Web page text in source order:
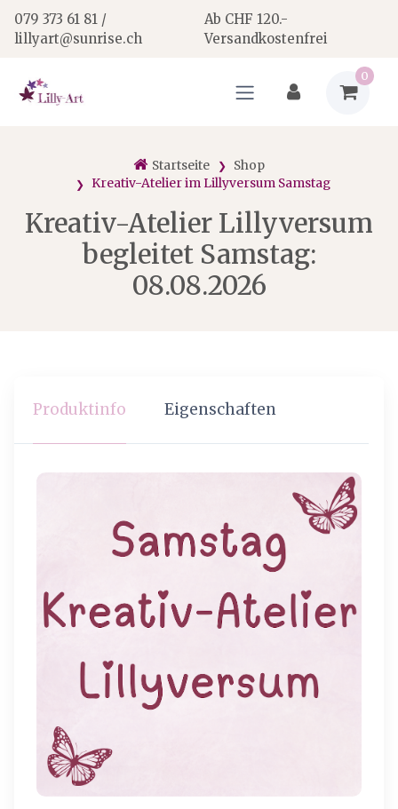
079 373 61 81 /
lillyart@sunrise.ch
Ab CHF 120.-
Versandkostenfrei
0
Startseite
Shop
Kreativ-Atelier im Lillyversum Samstag
Kreativ-Atelier Lillyversum
begleitet Samstag:
08.08.2026
Produktinfo Eigenschaften